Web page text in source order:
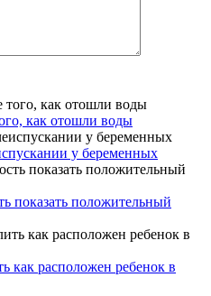
как отошли воды
у беременных
показать положительный
как расположен ребенок в